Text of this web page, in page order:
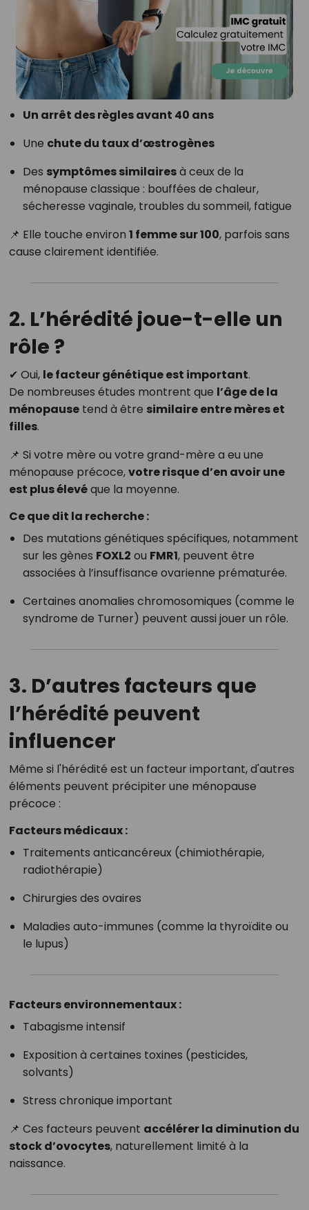
Un arrêt des règles avant 40 ans
Une chute du taux d’œstrogènes
Des symptômes similairesà ceux de la
ménopause classique : bouffées de chaleur,
sécheresse vaginale, troubles du sommeil, fatigue
📌 Elle touche environ 1 femme sur 100, parfois sans
cause clairement identifiée.
2. L’hérédité joue-t-elle un
rôle ?
✔ Oui, le facteur génétique est important.
De nombreuses études montrent que l’âge de la
ménopausetend à être similaire entre mères et
filles.
📌 Si votre mère ou votre grand-mère a eu une
ménopause précoce,votre risque d’en avoir une
est plus élevéque la moyenne.
Ce que dit la recherche :
Des mutations génétiques spécifiques, notamment
sur les gènes FOXL2 ou FMR1, peuvent être
associées à l’insuffisance ovarienne prématurée.
Certaines anomalies chromosomiques (comme le
syndrome de Turner) peuvent aussi jouer un rôle.
3. D’autres facteurs que
l’hérédité peuvent
influencer
Même si l'hérédité est un facteur important, d'autres
éléments peuvent précipiter une ménopause
précoce :
Facteurs médicaux :
Traitements anticancéreux (chimiothérapie,
radiothérapie)
Chirurgies des ovaires
Maladies auto-immunes (comme la thyroïdite ou
le lupus)
Facteurs environnementaux :
Tabagisme intensif
Exposition à certaines toxines (pesticides,
solvants)
Stress chronique important
📌 Ces facteurs peuvent accélérer la diminution du
stock d’ovocytes, naturellement limité à la
naissance.